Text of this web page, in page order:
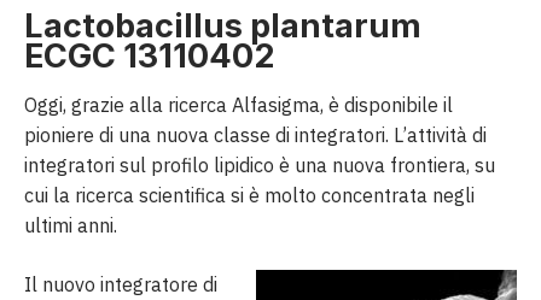
Lactobacillus plantarum
ECGC 13110402
Oggi, grazie alla ricerca Alfasigma, è disponibile il
pioniere di una nuova classe di integratori. L’attività di
integratori sul profilo lipidico è una nuova frontiera, su
cui la ricerca scientifica si è molto concentrata negli
ultimi anni.
Il nuovo integratore di